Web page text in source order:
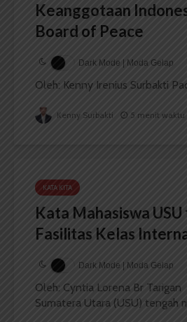
Keanggotaan
Board of Peace
Dark Mode | Moda Gelap
Oleh: Kenny Irenius Surbakti
Kenny Surbakti 5 menit waktu
KATA KITA
Kata Mahasiswa
Fasilitas Kelas
Dark Mode | Moda Gelap
Oleh: Cyntia Lorena Br
Sumatera Utara (USU) tengah